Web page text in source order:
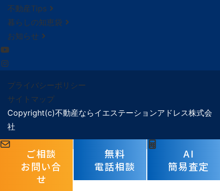
不動産Tips
暮らしの知恵袋
お知らせ
プライバシーポリシー
サイトマップ
Copyright(c)不動産ならイエステーションアドレス株式会
社
ご相談
お問い合
せ
無料
電話相談
AI
簡易査定